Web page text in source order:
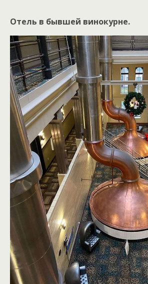
Отель в бывшей винокурне.